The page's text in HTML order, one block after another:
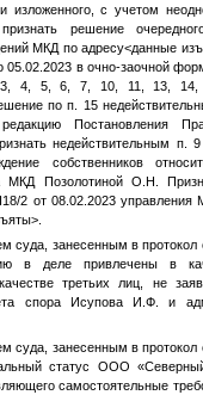
изложенного, с учетом
решение
МКД по адресу<данные
05.02.2023 в очно-заочной
3, 4, 5, 6, 7, 10, 11, 13,
по п. 15
Постановления
недействительным п.
собственников
МКД Позолотиной О.Н.
2 от 08.02.2023 управления
.
суда, занесенным в протокол
в деле привлечены в
третьих лиц, не
спора Исупова И.Ф. и
суда, занесенным в протокол
статус ООО
самостоятельные